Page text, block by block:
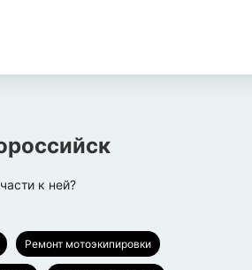
к ней?
Ремонт мотоэкипировки